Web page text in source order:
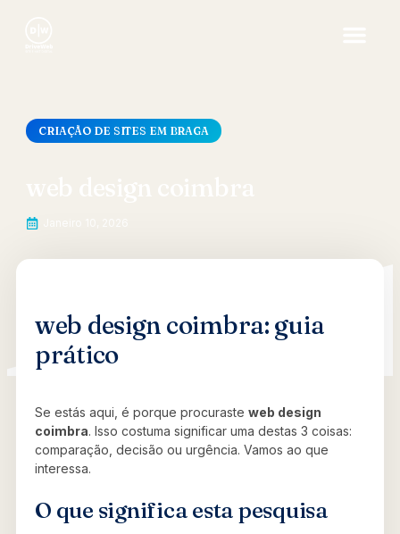
CRIAÇÃO DE SITES EM BRAGA
web design coimbra: guia
prático
Se estás aqui, é porque procuraste web design
coimbra. Isso costuma significar uma destas 3 coisas:
comparação, decisão ou urgência. Vamos ao que
interessa.
O que significa esta pesquisa